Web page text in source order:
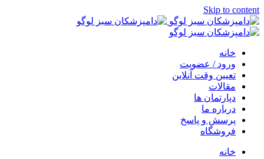
Skip to content
خانه
ورود / عضویت
تعیین وقت آنلاین
مقالات
دپارتمان ها
درباره ما
پرسش و پاسخ
فروشگاه
خانه